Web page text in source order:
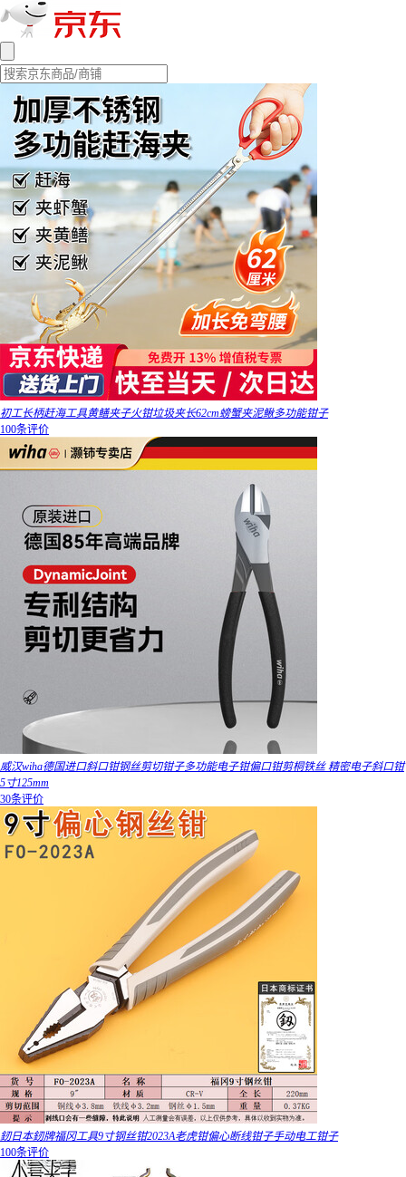
初工长柄赶海工具黄鳝夹子火钳垃圾夹长62cm螃蟹夹泥鳅多功能钳子
100条评价
威汉wiha德国进口斜口钳钢丝剪切钳子多功能电子钳偏口钳剪桐铁丝 精密电子斜口钳
5寸125mm
30条评价
釰日本釰牌福冈工具9寸钢丝钳2023A老虎钳偏心断线钳子手动电工钳子
100条评价